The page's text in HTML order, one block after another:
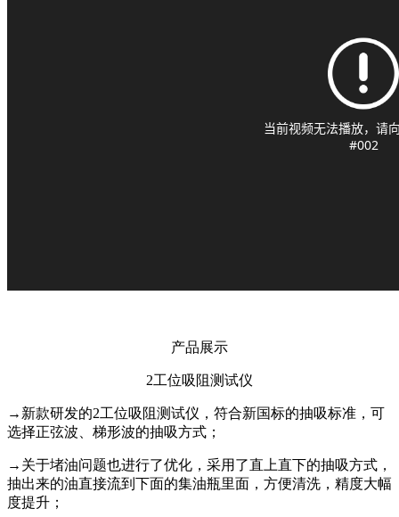
产品展示
2工位吸阻测试仪
→ 新款研发的2工位吸阻测试仪，符合新国标的抽吸标准，可
选择正弦波、梯形波的抽吸方式；
→ 关于堵油问题也进行了优化，采用了直上直下的抽吸方式，
抽出来的油直接流到下面的集油瓶里面，方便清洗，精度大幅
度提升；